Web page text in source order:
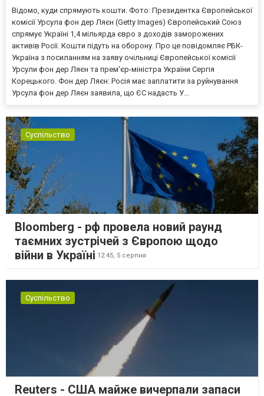
Відомо, куди спрямують кошти. Фото: Президентка Європейської
комісії Урсула фон дер Ляєн (Getty Images) Європейський Союз
спрямує Україні 1,4 мільярда євро з доходів заморожених
активів Росії. Кошти підуть на оборону. Про це повідомляє РБК-
Україна з посиланням на заяву очільниці Європейської комісії
Урсули фон дер Ляєн та прем'єр-міністра України Сергія
Корецького. Фон дер Ляєн: Росія має заплатити за руйнування
Урсула фон дер Ляєн заявила, що ЄС надасть У...
Суспільство
Bloomberg - рф провела новий раунд
таємних зустрічей з Європою щодо
війни в Україні 12:45, 5 серпня
Суспільство
Reuters - США майже вичерпали запаси